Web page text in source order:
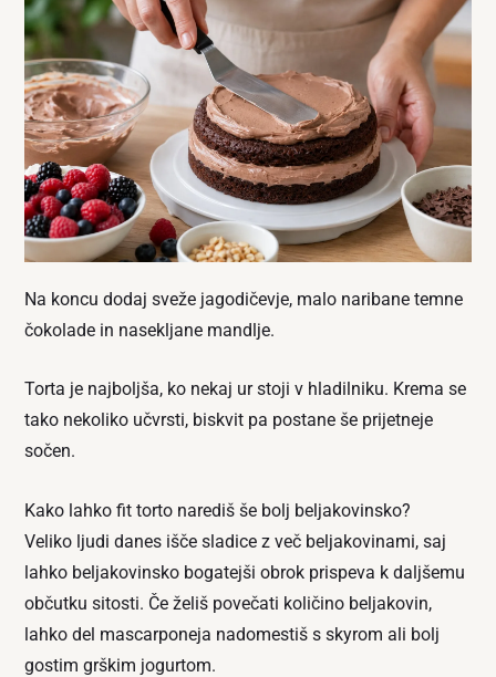
Na koncu dodaj sveže jagodičevje, malo naribane temne
čokolade in nasekljane mandlje.
Torta je najboljša, ko nekaj ur stoji v hladilniku. Krema se
tako nekoliko učvrsti, biskvit pa postane še prijetneje
sočen.
Kako lahko fit torto narediš še bolj beljakovinsko?
Veliko ljudi danes išče sladice z več beljakovinami, saj
lahko beljakovinsko bogatejši obrok prispeva k daljšemu
občutku sitosti. Če želiš povečati količino beljakovin,
lahko del mascarponeja nadomestiš s skyrom ali bolj
gostim grškim jogurtom.